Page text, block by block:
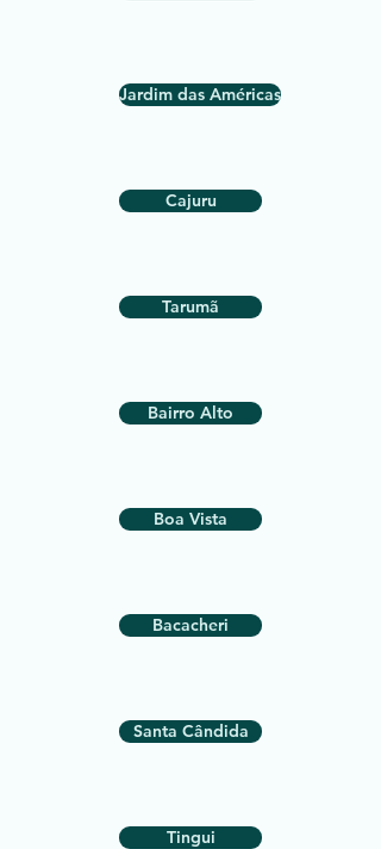
Jardim das Américas
Cajuru
Tarumã
Bairro Alto
Boa Vista
Bacacheri
Santa Cândida
Tingui